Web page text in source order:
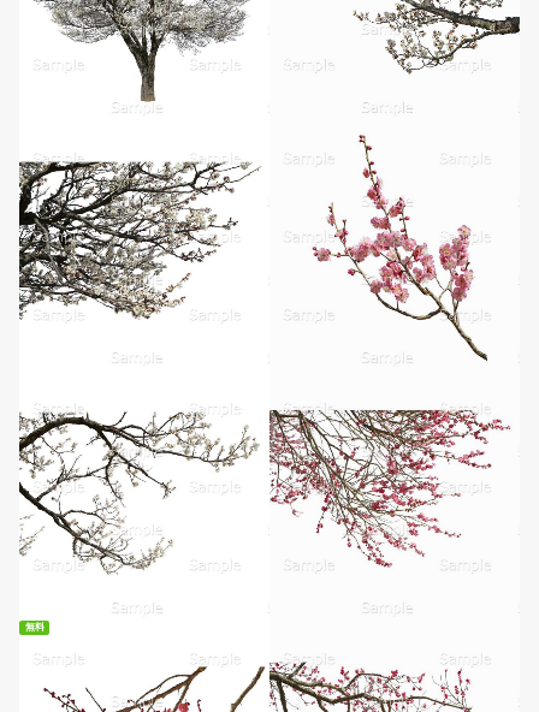
無料ダウンロード
無料